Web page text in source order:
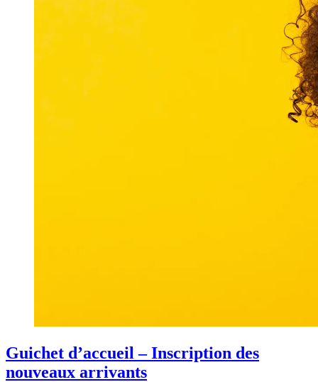
Guichet d’accueil – Inscription des
nouveaux arrivants